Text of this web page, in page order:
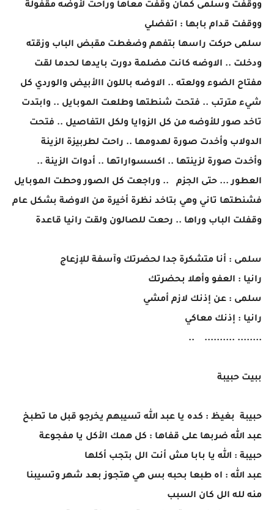
ووقفت وسلمى كمان وقفت معاها وراحت لأوضه مقفولة
ووقفت قدام بابها : اتفضلي
سلمى حركت راسها بتفهم وضغطت مقبض الباب وزقته
ودخلت .. الاوضه كانت مضلمة دورت بايدها لحدما لقت
مفتاح الضوء وولعته .. الاوضه باللون االأبيض والوردي كل
شيء مترتب .. فتحت شنطتها وطلعت الموبايل .. وابتدت
تاخد صور للأوضه من كل الزوايا ولكل التفاصيل .. فتحت
الدولاب وأخدت صورة لهدومها .. راحت لطربيزة الزينة
وأخدت صورة لزينتها .. اكسسواراتها .. أدوات الزينة ..
العطور ... حتى الجزم .. وراجعت كل الصور وحطت الموبايل
فشنطتها تاني وهي بتاخد نظرة أخيرة من الاوضة بشكل عام
وقفلت الباب وراها .. رحعت للصالون ولقت رانيا قاعدة
سلمى : أنا متشكرة جدا لحضرتك وآسفة للإزعاج
رانيا : العفو وأهلا بحضرتك
سلمى : عن إذنك لازم أمشي
رانيا : إذنك معاكي
........ .......... ..
ببيت حبيبة
حبيبة بغيظ : كده يا عبد الله تسيبهم يخرجو قبل ما تطبخ
عبد الله ضربها على قفاها : كل همك الأكل يا مفجوعة
حبيبة : الله يا بابا مش أنت الل بتجب أكلها
عبد الله : اه طبعا بحبه بس هي هتجوز بعد شهر وتسيبنا
منه لله الل كان السبب